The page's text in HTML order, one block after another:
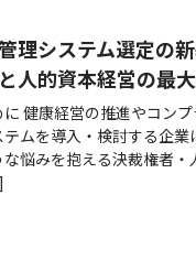
理システム選定の新
人的資本経営の最
健康経営の推進やコン
ムを導入・検討する企
悩みを抱える決裁権者